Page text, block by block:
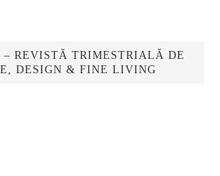
REVISTĂ TRIMESTRIALĂ DE
DESIGN & FINE LIVING